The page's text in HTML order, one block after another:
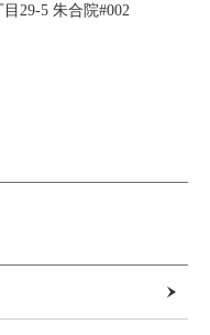
29-5 朱合院#002